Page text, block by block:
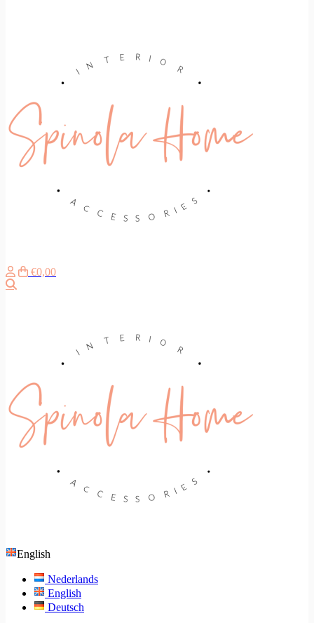
€0,00
English
Nederlands
English
Deutsch